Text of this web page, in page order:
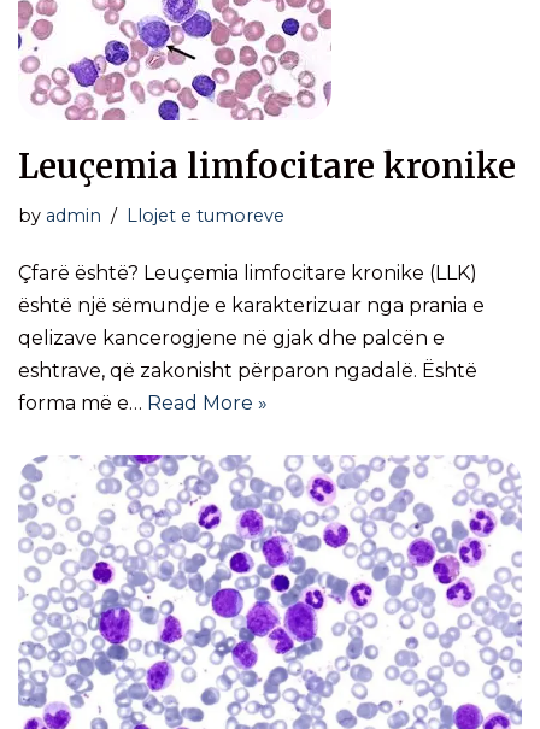
Leuçemia limfocitare kronike
by admin Llojet e tumoreve
Çfarë është? Leuçemia limfocitare kronike (LLK)
është një sëmundje e karakterizuar nga prania e
qelizave kancerogjene në gjak dhe palcën e
eshtrave, që zakonisht përparon ngadalë. Është
forma më e… Read More »